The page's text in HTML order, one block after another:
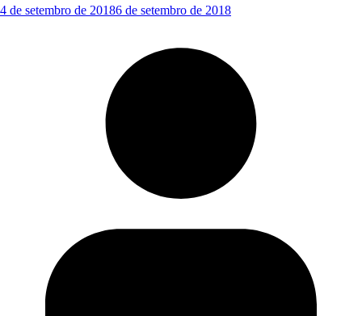
4 de setembro de 20186 de setembro de 2018